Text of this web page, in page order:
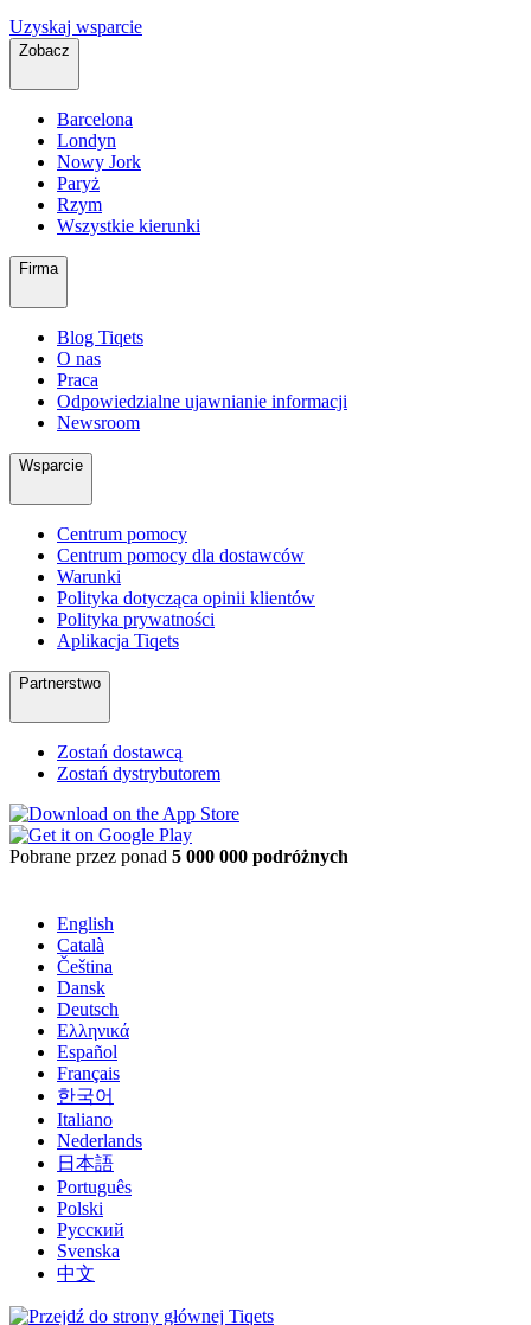
Uzyskaj wsparcie
Zobacz
Barcelona
Londyn
Nowy Jork
Paryż
Rzym
Wszystkie kierunki
Firma
Blog Tiqets
O nas
Praca
Odpowiedzialne ujawnianie informacji
Newsroom
Wsparcie
Centrum pomocy
Centrum pomocy dla dostawców
Warunki
Polityka dotycząca opinii klientów
Polityka prywatności
Aplikacja Tiqets
Partnerstwo
Zostań dostawcą
Zostań dystrybutorem
Pobrane przez ponad 5 000 000 podróżnych
English
Català
Čeština
Dansk
Deutsch
Ελληνικά
Español
Français
한국어
Italiano
Nederlands
日本語
Português
Polski
Русский
Svenska
中文